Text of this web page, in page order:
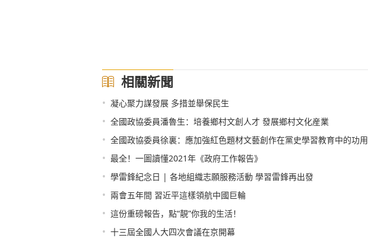
相關新聞
• 凝心聚力謀發展 多措並舉保民生
• 全國政協委員潘魯生：培養鄉村文創人才 發展鄉村文化産業
• 全國政協委員徐裏：應加強紅色題材文藝創作在黨史學習教育中的功用
• 最全！一圖讀懂2021年《政府工作報告》
• 學雷鋒紀念日 | 各地組織志願服務活動 學習雷鋒再出發
• 兩會五年間 習近平這樣領航中國巨輪
• 這份重磅報告，點“靚”你我的生活！
• 十三屆全國人大四次會議在京開幕